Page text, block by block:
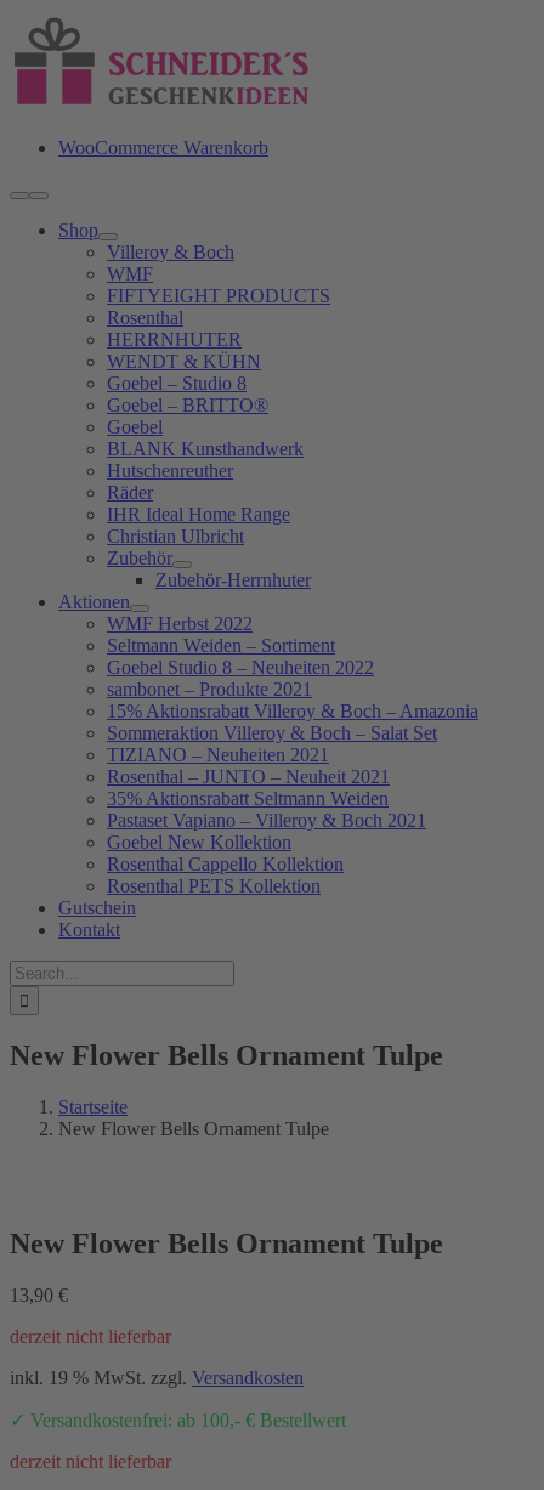
Inhalt
springen
WooCommerce Warenkorb
Toggle
Navigation
Shop
Villeroy & Boch
WMF
FIFTYEIGHT PRODUCTS
Rosenthal
HERRNHUTER
WENDT & KÜHN
Goebel – Studio 8
Goebel – BRITTO®
Goebel
BLANK Kunsthandwerk
Hutschenreuther
Räder
IHR Ideal Home Range
Christian Ulbricht
Zubehör
Zubehör-Herrnhuter
Aktionen
WMF Herbst 2022
Seltmann Weiden – Sortiment
Goebel Studio 8 – Neuheiten 2022
sambonet – Produkte 2021
15% Aktionsrabatt Villeroy & Boch – Amazonia
Sommeraktion Villeroy & Boch – Salat Set
TIZIANO – Neuheiten 2021
Rosenthal – JUNTO – Neuheit 2021
35% Aktionsrabatt Seltmann Weiden
Pastaset Vapiano – Villeroy & Boch 2021
Goebel New Kollektion
Rosenthal Cappello Kollektion
Rosenthal PETS Kollektion
Gutschein
Kontakt
Suche
nach:
New Flower Bells Ornament Tulpe
Startseite
New Flower Bells Ornament Tulpe
New Flower Bells Ornament Tulpe
13,90 €
derzeit nicht lieferbar
inkl. 19 % MwSt. zzgl. Versandkosten
✓ Versandkostenfrei: ab 100,- € Bestellwert
derzeit nicht lieferbar